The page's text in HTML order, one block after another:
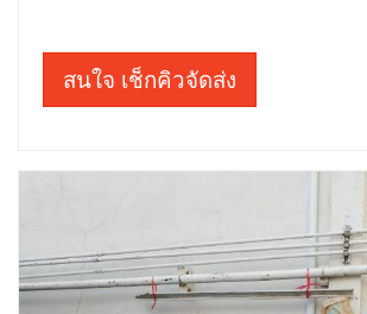
สนใจ เช็กคิวจัดส่ง